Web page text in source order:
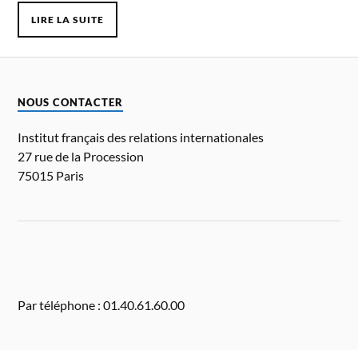
LIRE LA SUITE
NOUS CONTACTER
Institut français des relations internationales
27 rue de la Procession
75015 Paris
Par téléphone : 01.40.61.60.00